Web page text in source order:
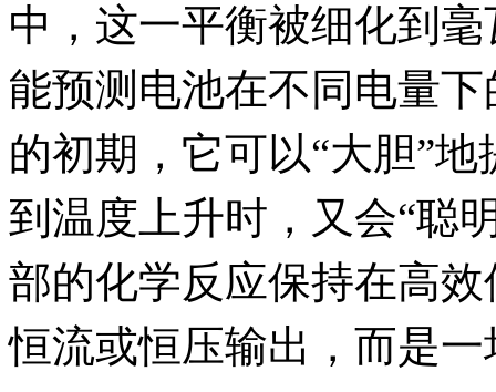
中，这一平衡被细化到
能预测电池在不同电量
的初期，它可以“大胆”
到温度上升时，又会“聪
部的化学反应保持在高
恒流或恒压输出，而是